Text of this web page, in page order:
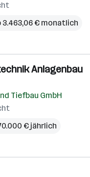
3.463,06 € monatlich
Anlagenbau
Tiefbau GmbH
€ jährlich